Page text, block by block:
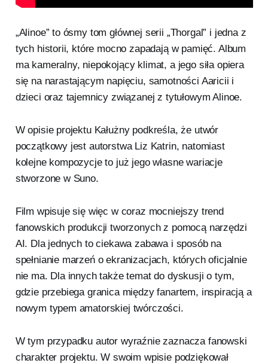
„Alinoe” to ósmy tom głównej serii „Thorgal” i jedna z
tych historii, które mocno zapadają w pamięć. Album
ma kameralny, niepokojący klimat, a jego siła opiera
się na narastającym napięciu, samotności Aaricii i
dzieci oraz tajemnicy związanej z tytułowym Alinoe.
W opisie projektu Kałużny podkreśla, że utwór
początkowy jest autorstwa Liz Katrin, natomiast
kolejne kompozycje to już jego własne wariacje
stworzone w Suno.
Film wpisuje się więc w coraz mocniejszy trend
fanowskich produkcji tworzonych z pomocą narzędzi
AI. Dla jednych to ciekawa zabawa i sposób na
spełnianie marzeń o ekranizacjach, których oficjalnie
nie ma. Dla innych także temat do dyskusji o tym,
gdzie przebiega granica między fanartem, inspiracją a
nowym typem amatorskiej twórczości.
W tym przypadku autor wyraźnie zaznacza fanowski
charakter projektu. W swoim wpisie podziękował